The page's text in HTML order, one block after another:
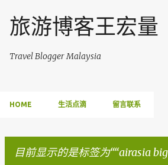
跳至主要内容
旅游博客王宏量
Travel Blogger Malaysia
HOME 生活点滴 留言联系
目前显示的是标签为“ airasia big